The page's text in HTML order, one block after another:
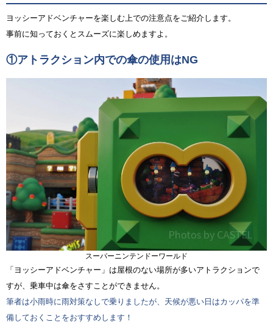
ヨッシーアドベンチャーを楽しむ上での注意点をご紹介します。
事前に知っておくとスムーズに楽しめますよ。
①アトラクション内での傘の使用はNG
スーパーニンテンドーワールド
「ヨッシーアドベンチャー」は屋根のない場所が多いアトラクションで
すが、乗車中は傘をさすことができません。
筆者は小雨時に雨対策なしで乗りましたが、天候が悪い日はカッパを準
備しておくことをおすすめします！